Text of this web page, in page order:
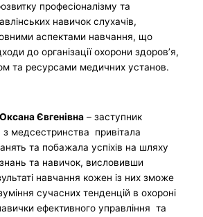
професіоналізму та
навичок слухачів,
аспектами навчання, що
до організації охорони здоров’я,
та ресурсами медичних установ.
Євгенівна – заступник
медсестринства привітала
та побажала успіхів на шляху
та навичок, висловивши
навчання кожен із них зможе
сучасних тенденцій в охороні
ефективного управління та